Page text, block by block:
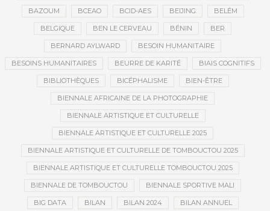
BAZOUM BCEAO BCID-AES BEIJING BELÉM
BELGIQUE BEN LE CERVEAU BÉNIN BER
BERNARD AYLWARD BESOIN HUMANITAIRE
BESOINS HUMANITAIRES BEURRE DE KARITÉ BIAIS COGNITIFS
BIBLIOTHÈQUES BICÉPHALISME BIEN-ÊTRE
BIENNALE AFRICAINE DE LA PHOTOGRAPHIE
BIENNALE ARTISTIQUE ET CULTURELLE
BIENNALE ARTISTIQUE ET CULTURELLE 2025
BIENNALE ARTISTIQUE ET CULTURELLE DE TOMBOUCTOU 2025
BIENNALE ARTISTIQUE ET CULTURELLE TOMBOUCTOU 2025
BIENNALE DE TOMBOUCTOU BIENNALE SPORTIVE MALI
BIG DATA BILAN BILAN 2024 BILAN ANNUEL